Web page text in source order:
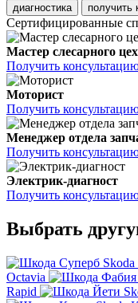
диагностика получить
Сертифицированные
Мастер слесарного
Получить
Моторист
Получить
Менеджер отдела
Получить
Электрик-диагност
Получить
Выбрать
Skoda
Octavia
Rapid